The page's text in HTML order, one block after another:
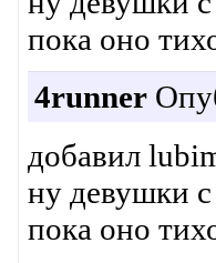
пока оно
4runner
добавил
ну девушки с
пока оно